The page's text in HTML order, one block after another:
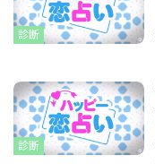
診断
診断